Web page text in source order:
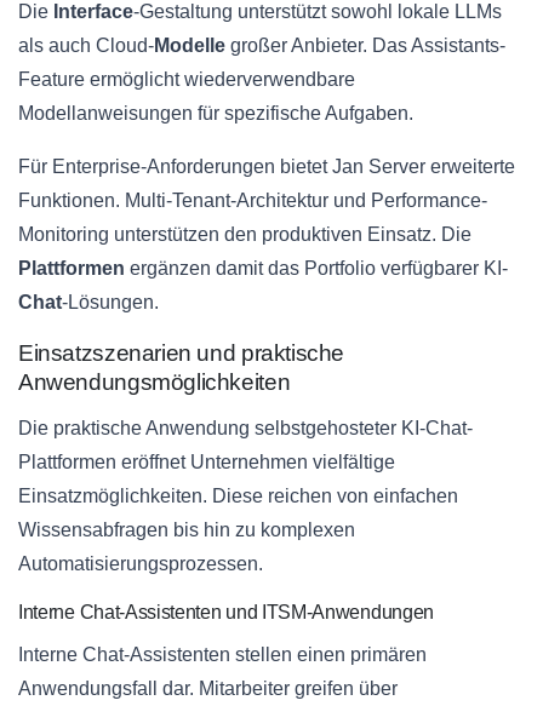
Die Interface-Gestaltung unterstützt sowohl lokale LLMs
als auch Cloud-Modelle großer Anbieter. Das Assistants-
Feature ermöglicht wiederverwendbare
Modellanweisungen für spezifische Aufgaben.
Für Enterprise-Anforderungen bietet Jan Server erweiterte
Funktionen. Multi-Tenant-Architektur und Performance-
Monitoring unterstützen den produktiven Einsatz. Die
Plattformen ergänzen damit das Portfolio verfügbarer KI-
Chat-Lösungen.
Einsatzszenarien und praktische
Anwendungsmöglichkeiten
Die praktische Anwendung selbstgehosteter KI-Chat-
Plattformen eröffnet Unternehmen vielfältige
Einsatzmöglichkeiten. Diese reichen von einfachen
Wissensabfragen bis hin zu komplexen
Automatisierungsprozessen.
Interne Chat-Assistenten und ITSM-Anwendungen
Interne Chat-Assistenten stellen einen primären
Anwendungsfall dar. Mitarbeiter greifen über